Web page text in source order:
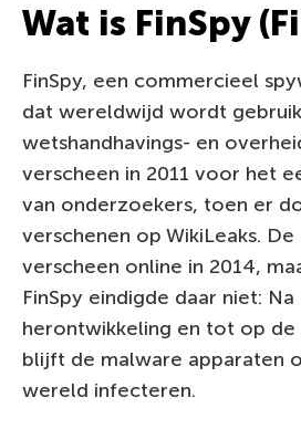
Wat is FinSpy
FinSpy, een commercieel
dat wereldwijd wordt
wetshandhavings- en
verscheen in 2011 voor het
van onderzoekers, toen er
verschenen op WikiLeaks.
verscheen online in 2014,
FinSpy eindigde daar niet: Na
herontwikkeling en tot op de
blijft de malware apparaten
wereld infecteren.